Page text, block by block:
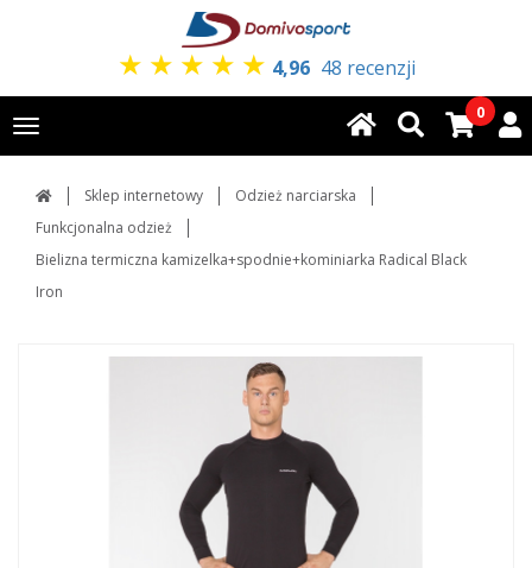
★ ★ ★ ★ ★ 4,96 48 recenzji
Toggle
navigation
0
Sklep internetowy
Odzież narciarska
Funkcjonalna odzież
Bielizna termiczna kamizelka+spodnie+kominiarka Radical Black
Iron